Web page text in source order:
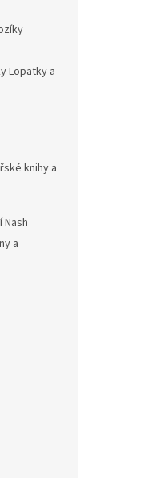
Lopatky a
knihy a
a